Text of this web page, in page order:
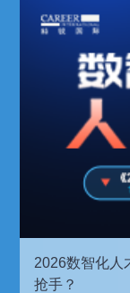
2026数智化人
抢手？